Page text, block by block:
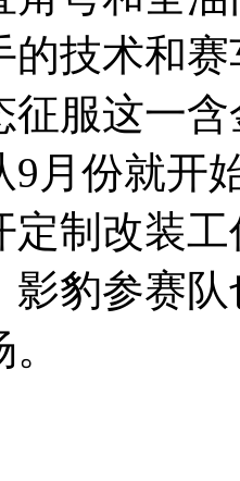
的技术和
征服这一
9月份就开
定制改装
影豹参赛